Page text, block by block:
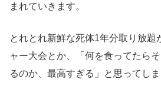
まれていきます。
とれとれ新鮮な死体1年分取り放題
ャー大会とか、「何を食ってたら
るのか、最高すぎる」と思ってしま